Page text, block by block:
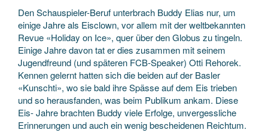
Den Schauspieler-Beruf unterbrach Buddy Elias nur, um
einige Jahre als Eisclown, vor allem mit der weltbekannten
Revue «Holiday on Ice», quer über den Globus zu tingeln.
Einige Jahre davon tat er dies zusammen mit seinem
Jugendfreund (und späteren FCB-Speaker) Otti Rehorek.
Kennen gelernt hatten sich die beiden auf der Basler
«Kunschti», wo sie bald ihre Spässe auf dem Eis trieben
und so herausfanden, was beim Publikum ankam. Diese
Eis- Jahre brachten Buddy viele Erfolge, unvergessliche
Erinnerungen und auch ein wenig bescheidenen Reichtum.